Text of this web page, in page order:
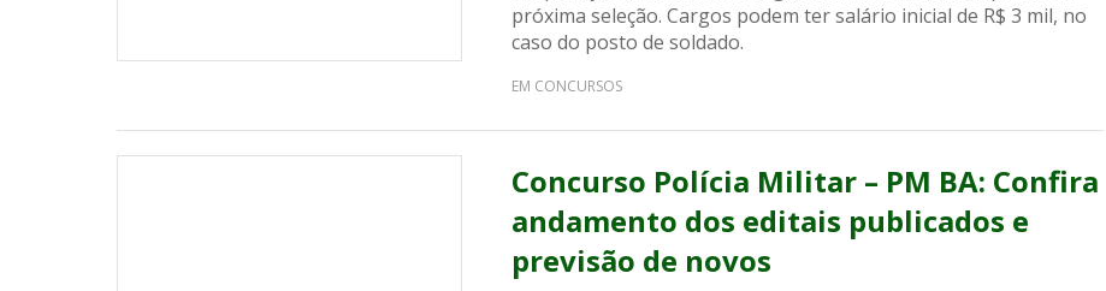
próxima seleção. Cargos podem ter salário inicial de R$ 3 mil, no
caso do posto de soldado.
EM CONCURSOS
Concurso Polícia Militar – PM BA: Confira
andamento dos editais publicados e
previsão de novos